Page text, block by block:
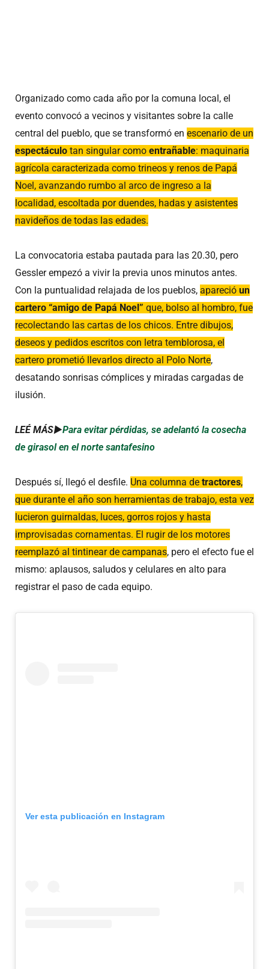
Organizado como cada año por la comuna local, el
evento convocó a vecinos y visitantes sobre la calle
central del pueblo, que se transformó en escenario de un
espectáculo tan singular como entrañable: maquinaria
agrícola caracterizada como trineos y renos de Papá
Noel, avanzando rumbo al arco de ingreso a la
localidad, escoltada por duendes, hadas y asistentes
navideños de todas las edades.
La convocatoria estaba pautada para las 20.30, pero
Gessler empezó a vivir la previa unos minutos antes.
Con la puntualidad relajada de los pueblos, apareció un
cartero “amigo de Papá Noel” que, bolso al hombro, fue
recolectando las cartas de los chicos. Entre dibujos,
deseos y pedidos escritos con letra temblorosa, el
cartero prometió llevarlos directo al Polo Norte,
desatando sonrisas cómplices y miradas cargadas de
ilusión.
LEÉ MÁS►Para evitar pérdidas, se adelantó la cosecha
de girasol en el norte santafesino
Después sí, llegó el desfile. Una columna de tractores,
que durante el año son herramientas de trabajo, esta vez
lucieron guirnaldas, luces, gorros rojos y hasta
improvisadas cornamentas. El rugir de los motores
reemplazó al tintinear de campanas, pero el efecto fue el
mismo: aplausos, saludos y celulares en alto para
registrar el paso de cada equipo.
Ver esta publicación en Instagram